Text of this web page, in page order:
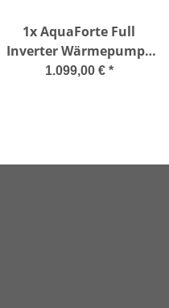
1xAquaForte Full
Inverter Wärmepumpe
7,2 kW
1.099,00 € *